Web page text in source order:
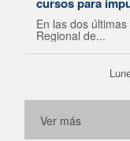
En las dos
Regional de...
Ver más